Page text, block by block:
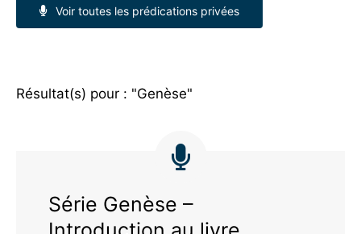
Voir toutes les prédications privées
Résultat(s) pour : "Genèse"
Série Genèse –